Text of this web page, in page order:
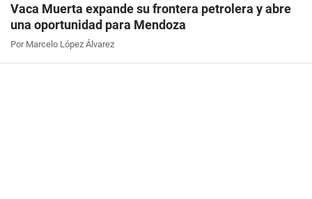
Vaca Muerta expande su frontera petrolera y abre
una oportunidad para Mendoza
Por Marcelo López Álvarez